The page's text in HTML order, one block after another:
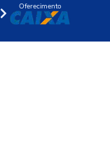
VÍDEOS
Oferecimento